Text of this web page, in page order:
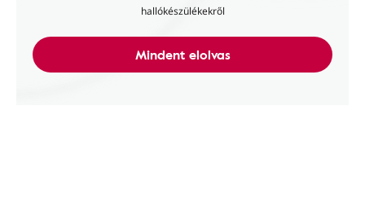
hallókészülékekről
Mindent elolvas